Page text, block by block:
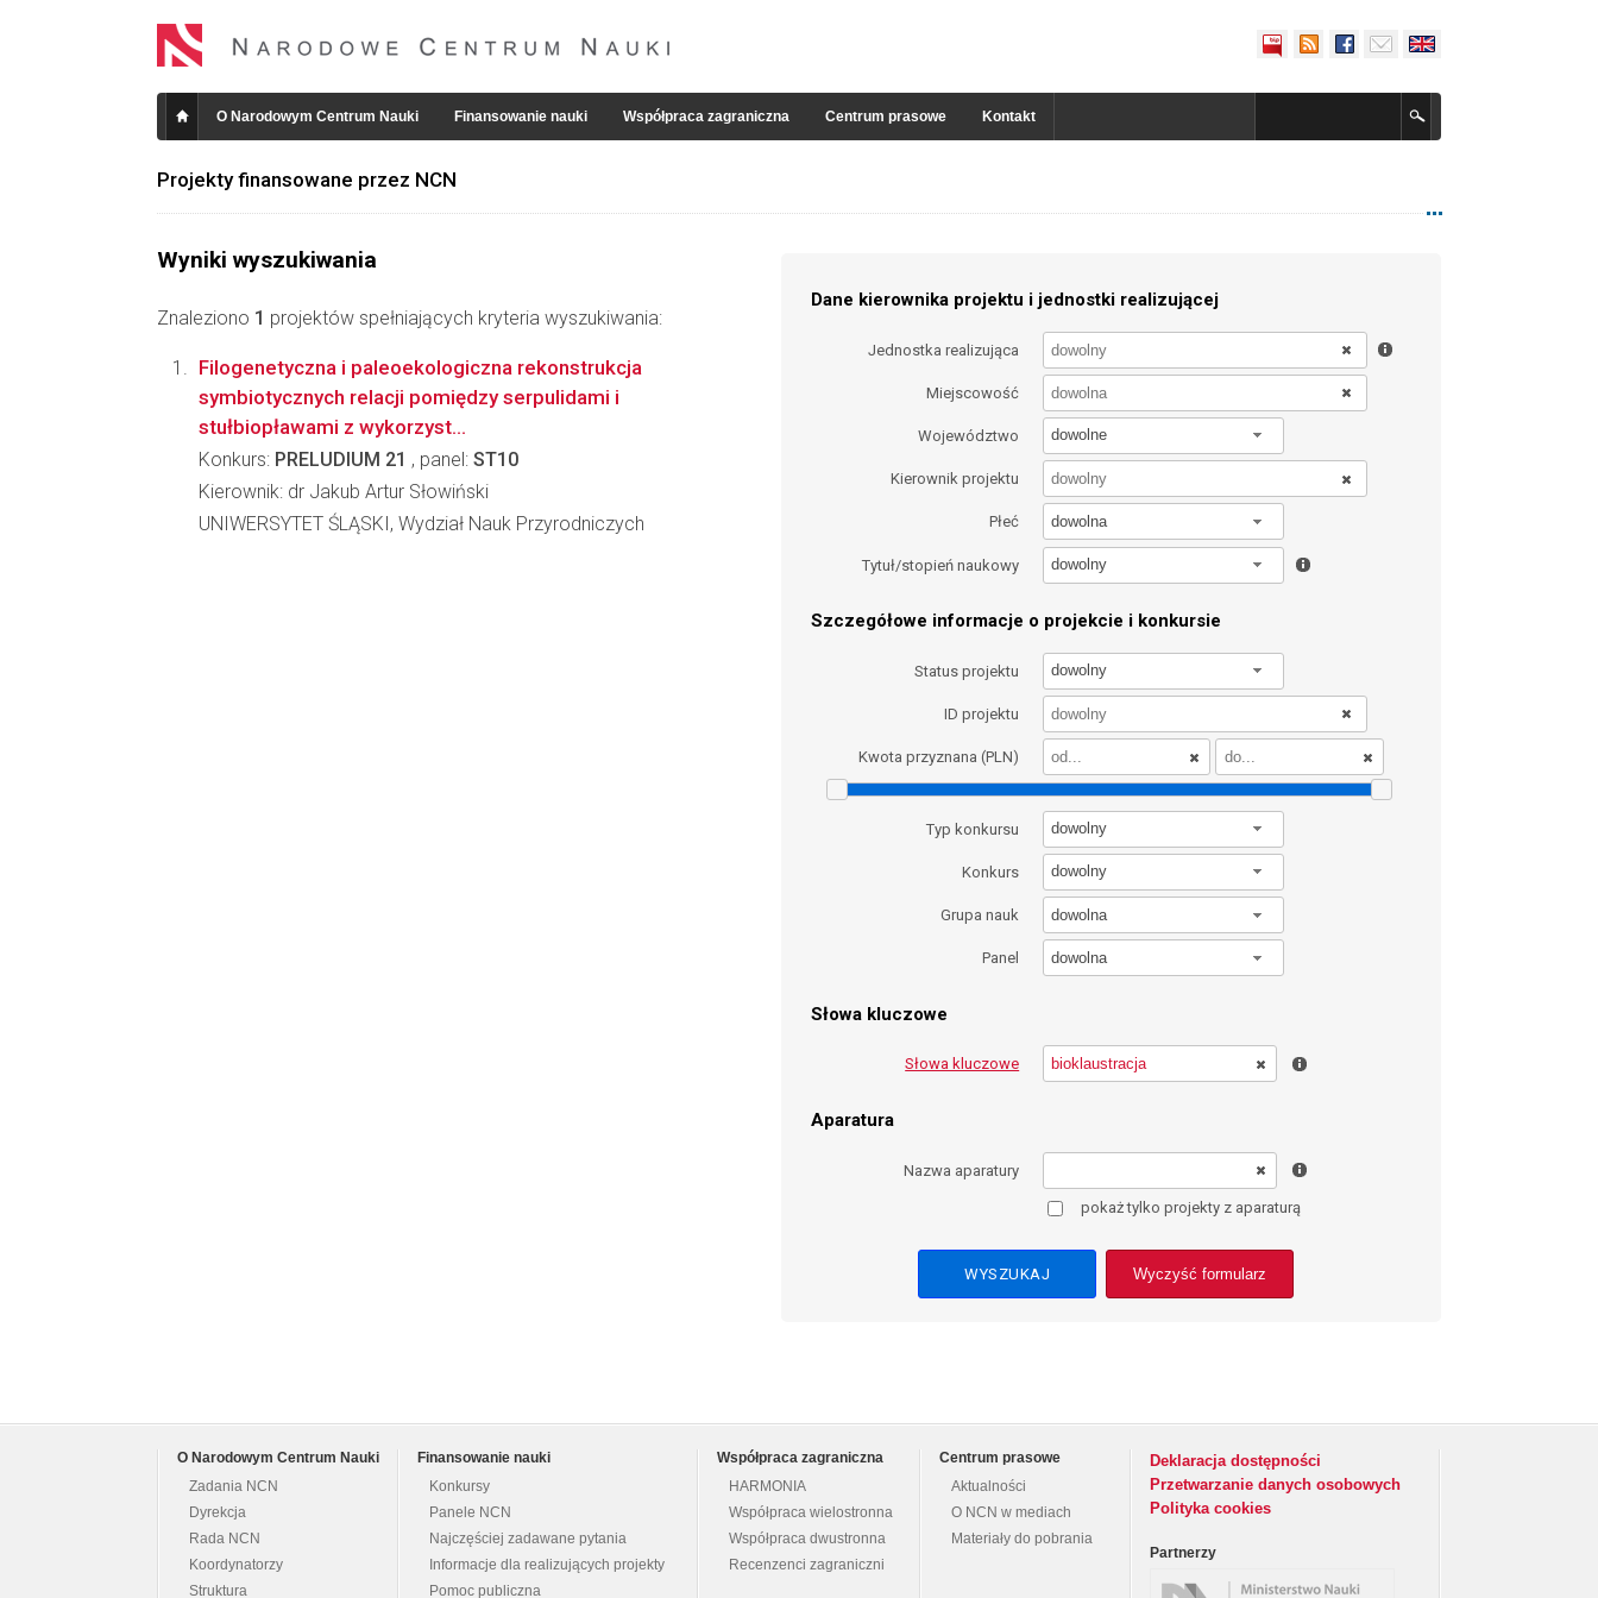
O Narodowym Centrum Nauki Finansowanie nauki Współpraca zagraniczna Centrum prasowe Kontakt
Projekty finansowane przez NCN
Wyniki wyszukiwania
Znaleziono 1 projektów spełniających kryteria wyszukiwania:
Dane kierownika projektu i jednostki realizującej
Jednostka realizująca
Miejscowość
Województwo dowolne
Kierownik projektu
Płeć dowolna
Tytuł/stopień naukowy dowolny
Szczegółowe informacje o projekcie i konkursie
Status projektu dowolny
ID projektu
Kwota przyznana (PLN)
Typ konkursu dowolny
Konkurs dowolny
Grupa nauk dowolna
Panel dowolna
Słowa kluczowe
Słowa kluczowe
Aparatura
Nazwa aparatury
pokaż tylko projekty z aparaturą
Wyczyść formularz
Filogenetyczna i paleoekologiczna rekonstrukcja
symbiotycznych relacji pomiędzy serpulidami i
stułbiopławami z wykorzyst...
Konkurs: PRELUDIUM 21 , panel: ST10
Kierownik: dr Jakub Artur Słowiński
UNIWERSYTET ŚLĄSKI, Wydział Nauk Przyrodniczych
O Narodowym Centrum Nauki
Zadania NCN
Dyrekcja
Rada NCN
Koordynatorzy
Struktura
Finansowanie nauki
Konkursy
Panele NCN
Najczęściej zadawane pytania
Informacje dla realizujących projekty
Pomoc publiczna
Współpraca zagraniczna
HARMONIA
Współpraca wielostronna
Współpraca dwustronna
Recenzenci zagraniczni
Centrum prasowe
Aktualności
O NCN w mediach
Materiały do pobrania
Deklaracja dostępności
Przetwarzanie danych osobowych
Polityka cookies
Partnerzy